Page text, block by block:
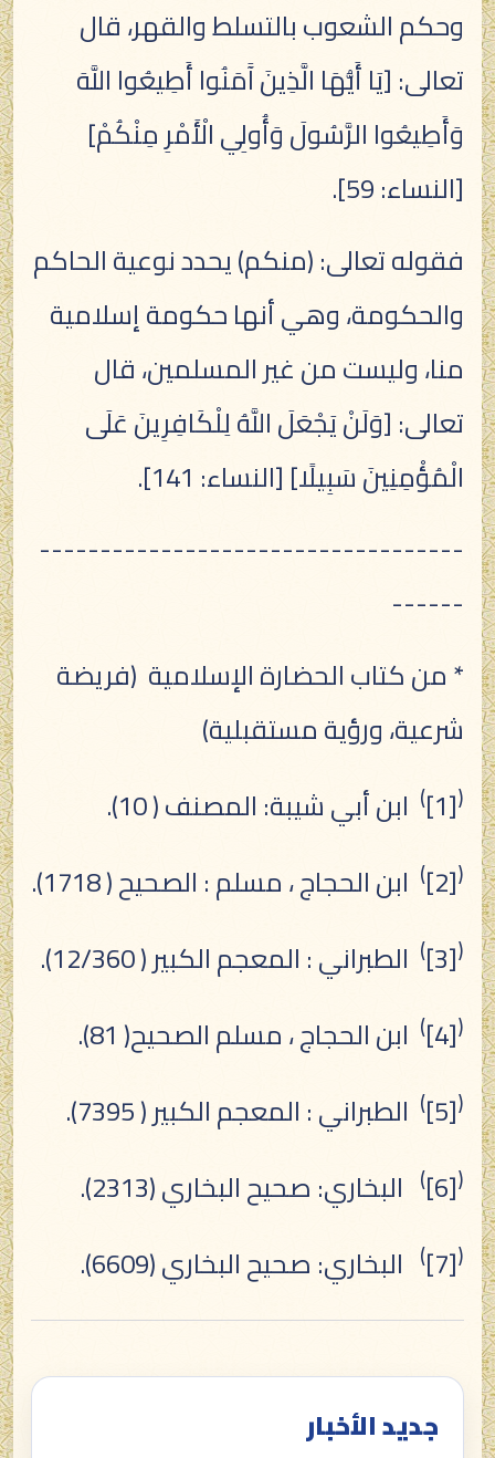
وحكم الشعوب بالتسلط والقهر، قال
تعالى: [يَا أَيُّهَا الَّذِينَ آَمَنُوا أَطِيعُوا اللَّهَ
وَأَطِيعُوا الرَّسُولَ وَأُولِي الْأَمْرِ مِنْكُمْ]
[النساء: 59].
فقوله تعالى: (منكم) يحدد نوعية الحاكم
والحكومة، وهي أنها حكومة إسلامية
منا، وليست من غير المسلمين، قال
تعالى: [وَلَنْ يَجْعَلَ اللَّهُ لِلْكَافِرِينَ عَلَى
الْمُؤْمِنِينَ سَبِيلًا] [النساء: 141].
-----------------------------------
------
* من كتاب الحضارة الإسلامية (فريضة
شرعية، ورؤية مستقبلية)
(
[1]
) ابن أبي شيبة: المصنف ( 10).
(
[2]
) ابن الحجاج ، مسلم : الصحيح ( 1718).
(
[3]
) الطبراني : المعجم الكبير ( 12/360).
(
[4]
) ابن الحجاج ، مسلم الصحيح( 81).
(
[5]
) الطبراني : المعجم الكبير ( 7395).
(
[6]
) البخاري: صحيح البخاري (2313).
(
[7]
) البخاري: صحيح البخاري (6609).
جديد الأخبار